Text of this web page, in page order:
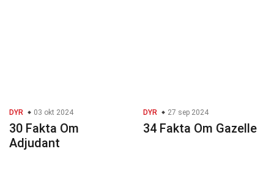
DYR 03 okt 2024
30 Fakta Om
Adjudant
DYR 27 sep 2024
34 Fakta Om Gazelle